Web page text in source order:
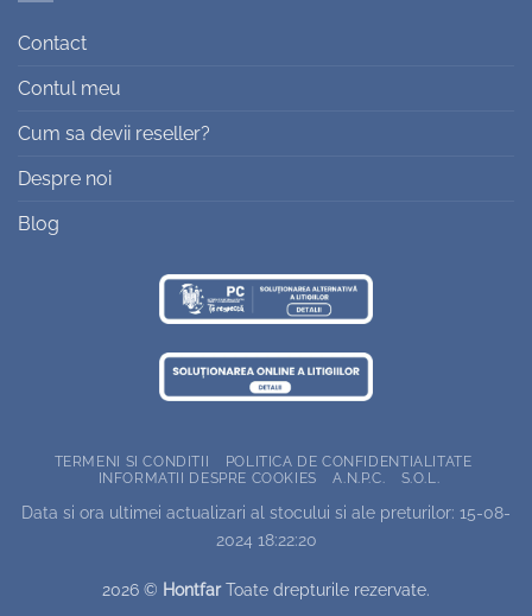
Contact
Contul meu
Cum sa devii reseller?
Despre noi
Blog
TERMENI SI CONDITII
POLITICA DE CONFIDENTIALITATE
INFORMATII DESPRE COOKIES
A.N.P.C. S.O.L.
Data si ora ultimei actualizari al stocului si ale preturilor: 15-08-
2024 18:22:20
2026 © HontfarToate drepturile rezervate.